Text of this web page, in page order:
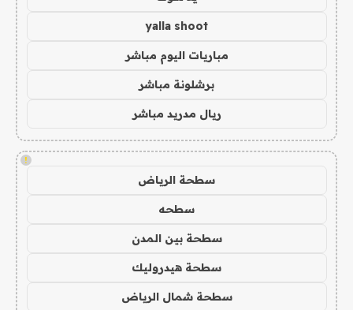
yalla shoot
مباريات اليوم مباشر
برشلونة مباشر
ريال مدريد مباشر
!
سطحة الرياض
سطحه
سطحة بين المدن
سطحة هيدروليك
سطحة شمال الرياض